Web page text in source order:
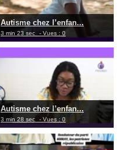
Autisme chez l’enfan...
3 min 23 sec - Vues : 0
Autisme chez l’enfan...
3 min 28 sec - Vues : 0